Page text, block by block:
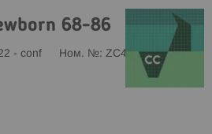
68-86
- conf Ном. № ZC4128102PGN